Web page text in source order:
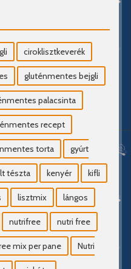
ciroklisztkeverék
gluténmentes bejgli
palacsinta
recept
torta gyúrt
tészta kenyér kifli
lisztmix lángos
nutrifree nutri free
mix per pane Nutri